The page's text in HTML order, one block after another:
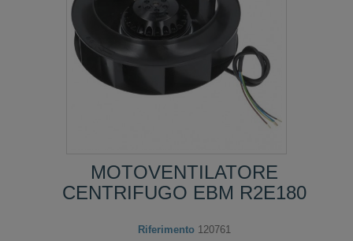
MOTOVENTILATORE
CENTRIFUGO EBM R2E180
Riferimento 120761